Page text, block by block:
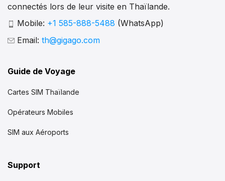
connectés lors de leur visite en Thaïlande.
Mobile: +1 585-888-5488 (WhatsApp)
Email: th@gigago.com
Guide de Voyage
Cartes SIM Thaïlande
Opérateurs Mobiles
SIM aux Aéroports
Support